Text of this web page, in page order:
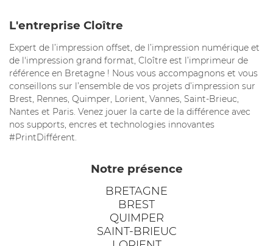
L'entreprise Cloître
Expert de l’impression offset, de l’impression numérique et
de l'impression grand format, Cloître est l’imprimeur de
référence en Bretagne ! Nous vous accompagnons et vous
conseillons sur l’ensemble de vos projets d’impression sur
Brest, Rennes, Quimper, Lorient, Vannes, Saint-Brieuc,
Nantes et Paris. Venez jouer la carte de la différence avec
nos supports, encres et technologies innovantes
#PrintDifférent.
Notre présence
BRETAGNE
BREST
QUIMPER
SAINT-BRIEUC